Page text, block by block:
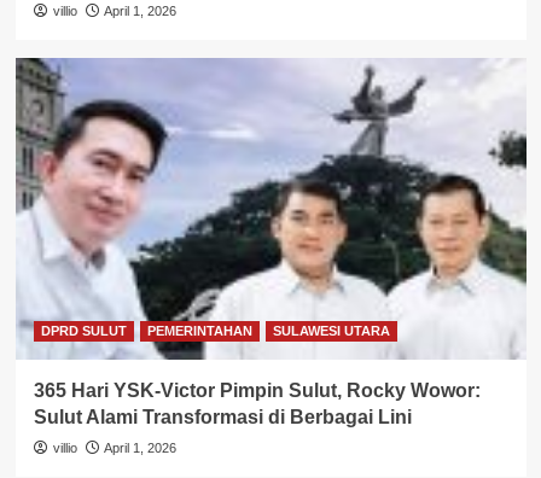
villio April 1, 2026
DPRD SULUT PEMERINTAHAN SULAWESI UTARA
365 Hari YSK-Victor Pimpin Sulut, Rocky Wowor:
Sulut Alami Transformasi di Berbagai Lini
villio April 1, 2026